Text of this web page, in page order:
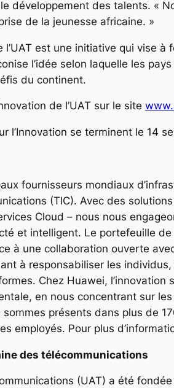
développement des talents. «
de la jeunesse africaine. »
l’UAT est une initiative qui vise
l’idée selon laquelle les
du continent.
de l’UAT sur le site
l’Innovation se terminent le 14
fournisseurs mondiaux
(TIC). Avec des
Cloud – nous nous
et intelligent. Le portefeuille
à une collaboration ouverte
à responsabiliser les
Chez Huawei,
en nous concentrant sur
présents dans plus de
employés. Pour plus
des télécommunications
(UAT) a été